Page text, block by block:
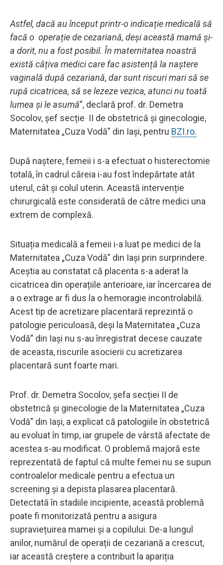
Astfel, dacă au început printr-o indicație medicală să
facă o operație de cezariană, deși această mamă și-
a dorit, nu a fost posibil. În maternitatea noastră
există câțiva medici care fac asistență la naștere
vaginală după cezariană, dar sunt riscuri mari să se
rupă cicatricea, să se lezeze vezica, atunci nu toată
lumea și le asumă”, declară prof. dr. Demetra
Socolov, șef secție II de obstetrică și ginecologie,
Maternitatea „Cuza Vodă” din Iași, pentru BZI.ro.
După naștere, femeii i s-a efectuat o histerectomie
totală, în cadrul căreia i-au fost îndepărtate atât
uterul, cât și colul uterin. Această intervenție
chirurgicală este considerată de către medici una
extrem de complexă.
Situația medicală a femeii i-a luat pe medici de la
Maternitatea „Cuza Vodă” din Iași prin surprindere.
Aceștia au constatat că placenta s-a aderat la
cicatricea din operațiile anterioare, iar încercarea de
a o extrage ar fi dus la o hemoragie incontrolabilă.
Acest tip de acretizare placentară reprezintă o
patologie periculoasă, deși la Maternitatea „Cuza
Vodă” din Iași nu s-au înregistrat decese cauzate
de aceasta, riscurile asocierii cu acretizarea
placentară sunt foarte mari.
Prof. dr. Demetra Socolov, șefa secției II de
obstetrică și ginecologie de la Maternitatea „Cuza
Vodă” din Iași, a explicat că patologiile în obstetrică
au evoluat în timp, iar grupele de vârstă afectate de
acestea s-au modificat. O problemă majoră este
reprezentată de faptul că multe femei nu se supun
controalelor medicale pentru a efectua un
screening și a depista plasarea placentară.
Detectată în stadiile incipiente, această problemă
poate fi monitorizată pentru a asigura
supraviețuirea mamei și a copilului. De-a lungul
anilor, numărul de operații de cezariană a crescut,
iar această creștere a contribuit la apariția